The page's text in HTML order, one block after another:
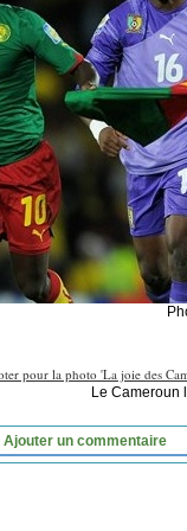
Le Cameroun
Ajouter un commentaire